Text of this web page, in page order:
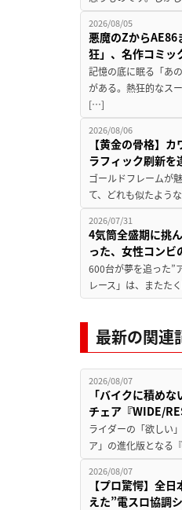
2026/08/05
悪魔のZからAE86
狂」、名作コミッ
記憶の底に眠る「あ
がある。熱狂的なス
[…]
2026/08/06
【黄金の骨格】
ラフィック刷新を
ゴールドフレームが
て、どれも似たよう
2026/07/31
4気筒全盛期に挑
った、女性コンビ
600台が夢を追った”
レース」は、またた
最新の関連
2026/08/07
「バイクに積め
チェア『WIDE/
ライダーの「欲しい
ア」の進化版となる
2026/08/07
【プロ驚愕】全
えた”電スロ協調